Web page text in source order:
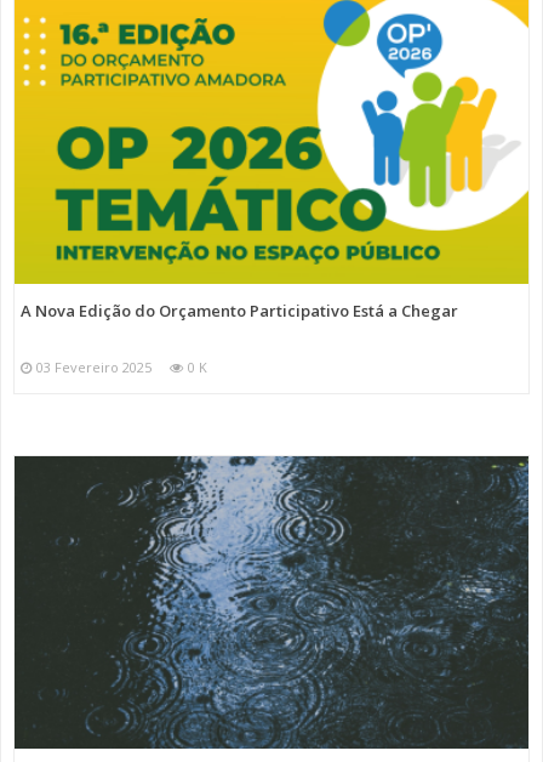
A Nova Edição do Orçamento Participativo Está a Chegar
03 Fevereiro 2025 0 K